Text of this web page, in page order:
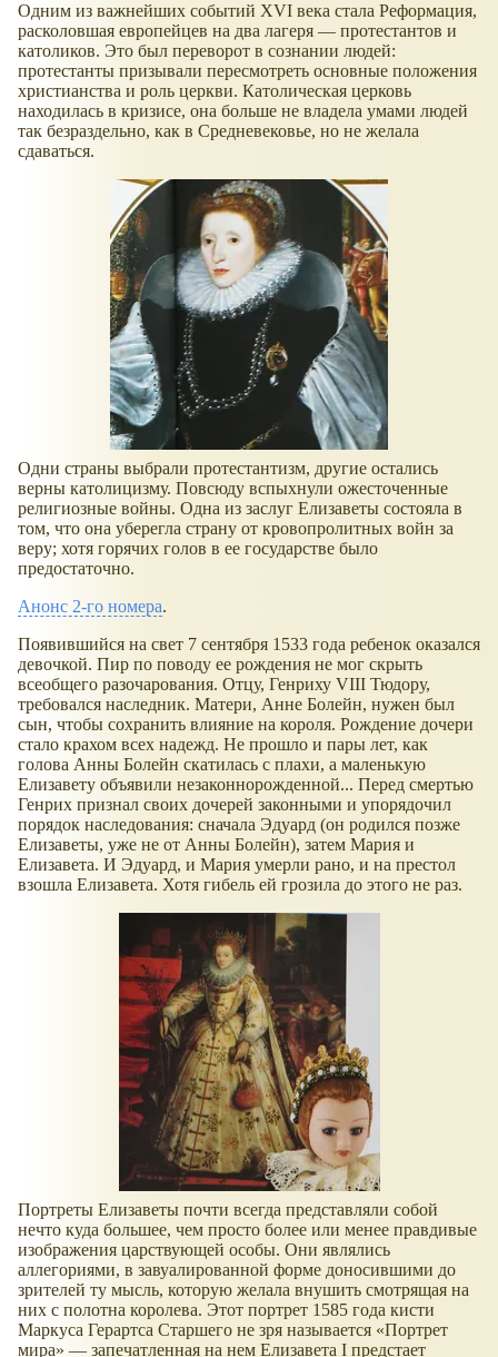
Одним из важнейших событий XVI века стала Реформация,
расколовшая европейцев на два лагеря — протестантов и
католиков. Это был переворот в сознании людей:
протестанты призывали пересмотреть основные положения
христианства и роль церкви. Католическая церковь
находилась в кризисе, она больше не владела умами людей
так безраздельно, как в Средневековье, но не желала
сдаваться.
Одни страны выбрали протестантизм, другие остались
верны католицизму. Повсюду вспыхнули ожесточенные
религиозные войны. Одна из заслуг Елизаветы состояла в
том, что она уберегла страну от кровопролитных войн за
веру; хотя горячих голов в ее государстве было
предостаточно.
Анонс 2-го номера.
Появившийся на свет 7 сентября 1533 года ребенок оказался
девочкой. Пир по поводу ее рождения не мог скрыть
всеобщего разочарования. Отцу, Генриху VIII Тюдору,
требовался наследник. Матери, Анне Болейн, нужен был
сын, чтобы сохранить влияние на короля. Рождение дочери
стало крахом всех надежд. Не прошло и пары лет, как
голова Анны Болейн скатилась с плахи, а маленькую
Елизавету объявили незаконнорожденной... Перед смертью
Генрих признал своих дочерей законными и упорядочил
порядок наследования: сначала Эдуард (он родился позже
Елизаветы, уже не от Анны Болейн), затем Мария и
Елизавета. И Эдуард, и Мария умерли рано, и на престол
взошла Елизавета. Хотя гибель ей грозила до этого не раз.
Портреты Елизаветы почти всегда представляли собой
нечто куда большее, чем просто более или менее правдивые
изображения царствующей особы. Они являлись
аллегориями, в завуалированной форме доносившими до
зрителей ту мысль, которую желала внушить смотрящая на
них с полотна королева. Этот портрет 1585 года кисти
Маркуса Герартса Старшего не зря называется «Портрет
мира» — запечатленная на нем Елизавета I предстает